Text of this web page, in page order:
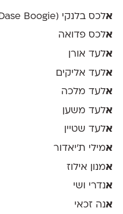
אלכס בלנקי (Dase Boogie)
אלכס פדואה
אלעד אורן
אלעד אליקים
אלעד מלכה
אלעד משען
אלעד שטיין
אמילי ת׳יאדור
אמנון אילוז
אנדרי ושי
אנה זכאי